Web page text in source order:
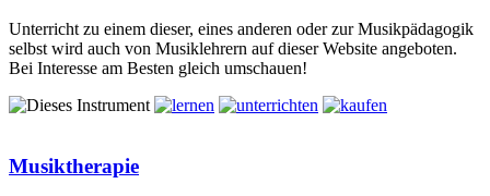
Unterricht zu einem dieser, eines anderen oder zur Musikpädagogik
selbst wird auch von Musiklehrern auf dieser Website angeboten.
Bei Interesse am Besten gleich umschauen!
Musiktherapie